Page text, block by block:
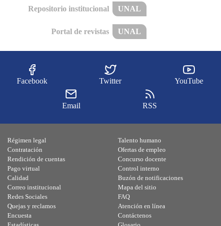
Repositorio institucional UNAL
Portal de revistas UNAL
Facebook Twitter YouTube
Email RSS
Régimen legal
Contratación
Rendición de cuentas
Pago virtual
Calidad
Talento humano
Ofertas de empleo
Concurso docente
Control interno
Buzón de notificaciones
Correo institucional
Redes Sociales
Quejas y reclamos
Encuesta
Mapa del sitio
FAQ
Atención en línea
Contáctenos